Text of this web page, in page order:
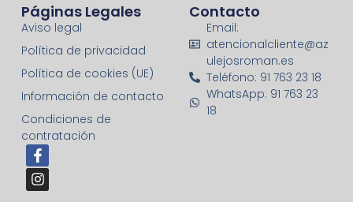
Páginas Legales
Aviso legal
Política de privacidad
Política de cookies (UE)
Información de contacto
Condiciones de
contratación
Contacto
Email:
atencionalcliente@az
ulejosroman.es
Teléfono: 91 763 23 18
WhatsApp: 91 763 23
18
F
a
c
e
I
n
s
t